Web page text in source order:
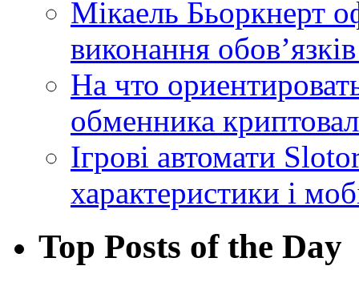
Мікаель Бьоркнерт
виконання
На что
обменника
Ігрові автомати
характеристики і
Top Posts of the Day